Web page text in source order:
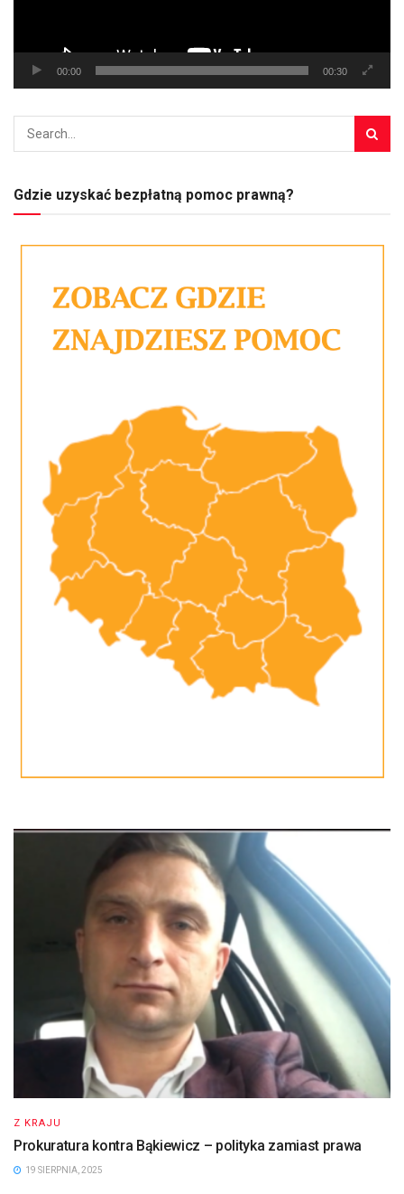
00:00 00:30
Gdzie uzyskać bezpłatną pomoc prawną?
Z KRAJU
Prokuratura kontra Bąkiewicz – polityka zamiast prawa
19 SIERPNIA, 2025